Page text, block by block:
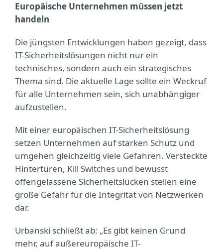
Europäische Unternehmen müssen jetzt
handeln
Die jüngsten Entwicklungen haben gezeigt, dass
IT-Sicherheitslösungen nicht nur ein
technisches, sondern auch ein strategisches
Thema sind. Die aktuelle Lage sollte ein Weckruf
für alle Unternehmen sein, sich unabhängiger
aufzustellen.
Mit einer europäischen IT-Sicherheitslösung
setzen Unternehmen auf starken Schutz und
umgehen gleichzeitig viele Gefahren. Versteckte
Hintertüren, Kill Switches und bewusst
offengelassene Sicherheitslücken stellen eine
große Gefahr für die Integrität von Netzwerken
dar.
Urbanski schließt ab: „Es gibt keinen Grund
mehr, auf außereuropäische IT-